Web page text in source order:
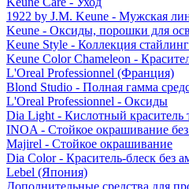
1922 by J.M. Keune - Мужская
Keune - Оксиды, порошки для
Keune Style - Коллекция
Keune Color Chameleon -
L'Oreal Professionnel (Франция)
Blond Studio - Полная гамма
L'Oreal Professionnel - Оксиды
Dia Light - Кислотный краситель
INOA - Стойкое окрашивание
Majirel - Стойкое окрашивание
Dia Color - Краситель-блеск без
Lebel (Япония)
Дополнительные средства для